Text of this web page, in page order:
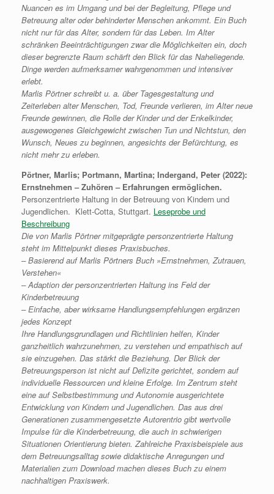
Nuancen es im Umgang und bei der Begleitung, Pflege und
Betreuung alter oder behinderter Menschen ankommt. Ein Buch
nicht nur für das Alter, sondern für das Leben. Im Alter
schränken Beeinträchtigungen zwar die Möglichkeiten ein, doch
dieser begrenzte Raum schärft den Blick für das Naheliegende.
Dinge werden aufmerksamer wahrgenommen und intensiver
erlebt.
Marlis Pörtner schreibt u. a. über Tagesgestaltung und
Zeiterleben alter Menschen, Tod, Freunde verlieren, im Alter neue
Freunde gewinnen, die Rolle der Kinder und der Enkelkinder,
ausgewogenes Gleichgewicht zwischen Tun und Nichtstun, den
Wunsch, Neues zu beginnen, angesichts der Befürchtung, es
nicht mehr zu erleben.
Pörtner, Marlis; Portmann, Martina; Indergand, Peter (2022):
Ernstnehmen – Zuhören – Erfahrungen ermöglichen.
Personzentrierte Haltung in der Betreuung von Kindern und
Jugendlichen. Klett-Cotta, Stuttgart. Leseprobe und
Beschreibung
Die von Marlis Pörtner mitgeprägte personzentrierte Haltung
steht im Mittelpunkt dieses Praxisbuches.
– Basierend auf Marlis Pörtners Buch »Ernstnehmen, Zutrauen,
Verstehen«
– Adaption der personzentrierten Haltung ins Feld der
Kinderbetreuung
– Einfache, aber wirksame Handlungsempfehlungen ergänzen
jedes Konzept
Ihre Handlungsgrundlagen und Richtlinien helfen, Kinder
ganzheitlich wahrzunehmen, zu verstehen und empathisch auf
sie einzugehen. Das stärkt die Beziehung. Der Blick der
Betreuungsperson ist nicht auf Defizite gerichtet, sondern auf
individuelle Ressourcen und kleine Erfolge. Im Zentrum steht
eine auf Selbstbestimmung und Autonomie ausgerichtete
Entwicklung von Kindern und Jugendlichen. Das aus drei
Generationen zusammengesetzte Autorentrio gibt wertvolle
Impulse für die Kinderbetreuung, die auch in schwierigen
Situationen Orientierung bieten.Zahlreiche Praxisbeispiele aus
dem Betreuungsalltag sowie didaktische Anregungen und
Materialien zum Download machen dieses Buch zu einem
nachhaltigen Praxiswerk.